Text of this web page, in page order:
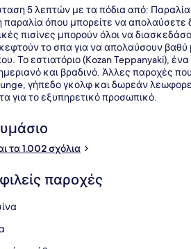
5 λεπτών με τα πόδια από: Παραλία
παραλία όπου μπορείτε να
πισίνες μπορούν όλοι να
το σπα για να απολαύσουν βαθύ
Το εστιατόριο (Kozan Teppanyaki), ένα
και βραδινό. Άλλες παροχές
γήπεδο γκολφ και δωρεάν
για το εξυπηρετικό προσωπικό.
10
τα 1.002 σχόλια
παροχές